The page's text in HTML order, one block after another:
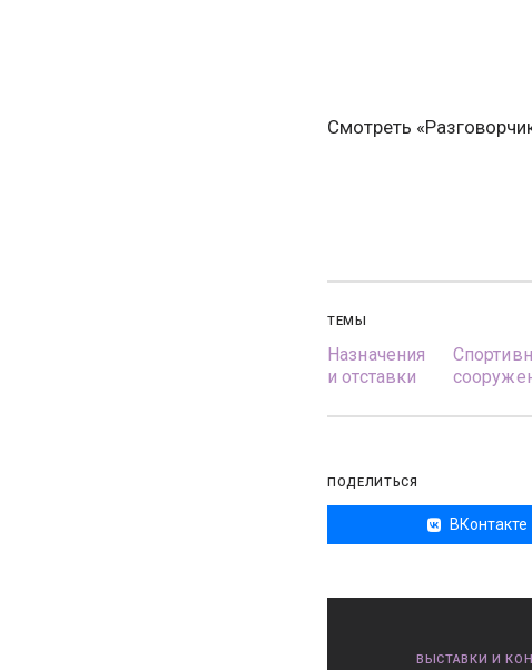
Смотреть
ТЕМЫ
Назначения
и отставки
ПОДЕЛИТЬСЯ
ВКонтакте
ВЫСТАВКИ И